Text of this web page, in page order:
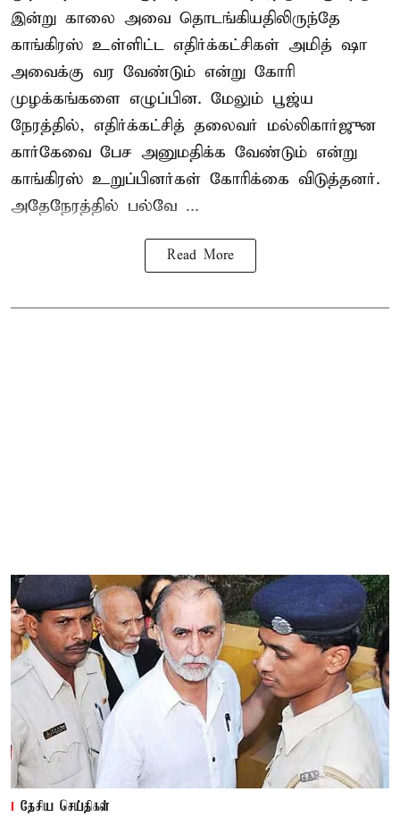
இன்று காலை அவை தொடங்கியதிலிருந்தே
காங்கிரஸ் உள்ளிட்ட எதிர்க்கட்சிகள் அமித் ஷா
அவைக்கு வர வேண்டும் என்று கோரி
முழக்கங்களை எழுப்பின. மேலும் பூஜ்ய
நேரத்தில், எதிர்க்கட்சித் தலைவர் மல்லிகார்ஜுன
கார்கேவை பேச அனுமதிக்க வேண்டும் என்று
காங்கிரஸ் உறுப்பினர்கள் கோரிக்கை விடுத்தனர்.
அதேநேரத்தில் பல்வே ...
Read More
தேசிய செய்திகள்